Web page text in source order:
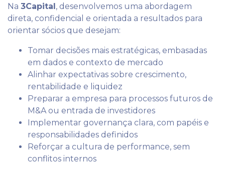
Na 3Capital, desenvolvemos uma abordagem
direta, confidencial e orientada a resultados para
orientar sócios que desejam:
Tomar decisões mais estratégicas, embasadas
em dados e contexto de mercado
Alinhar expectativas sobre crescimento,
rentabilidade e liquidez
Preparar a empresa para processos futuros de
M&A ou entrada de investidores
Implementar governança clara, com papéis e
responsabilidades definidos
Reforçar a cultura de performance, sem
conflitos internos